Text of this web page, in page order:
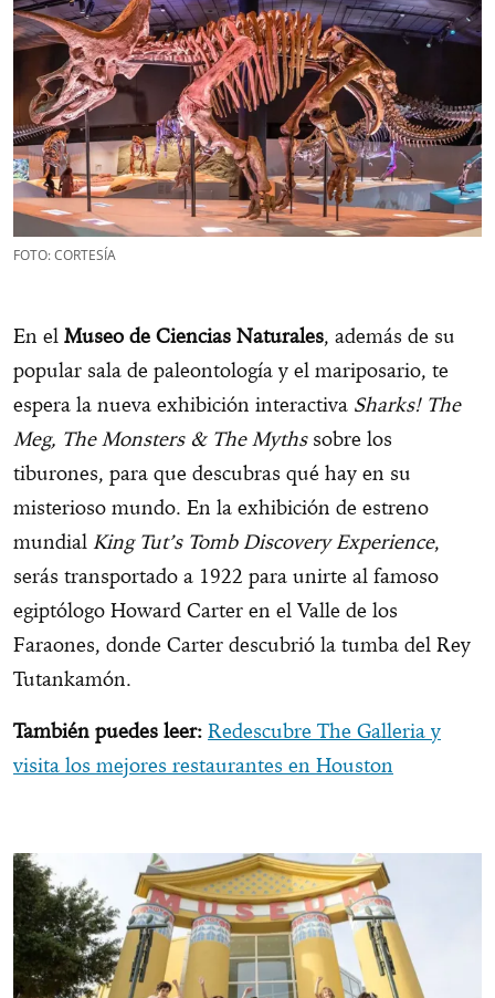
FOTO: CORTESÍA
En el Museo de Ciencias Naturales, además de su
popular sala de paleontología y el mariposario, te
espera la nueva exhibición interactiva Sharks! The
Meg, The Monsters & The Mythssobre los
tiburones, para que descubras qué hay en su
misterioso mundo. En la exhibición de estreno
mundial King Tut’s Tomb Discovery Experience,
serás transportado a 1922 para unirte al famoso
egiptólogo Howard Carter en el Valle de los
Faraones, donde Carter descubrió la tumba del Rey
Tutankamón.
También puedes leer: Redescubre The Galleria y
visita los mejores restaurantes en Houston